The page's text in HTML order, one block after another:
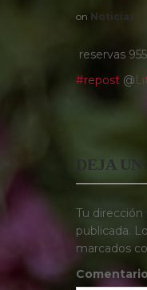
on Noticias
reservas
#repost @
DEJA
Tu
publicada.
marcados
Comentario